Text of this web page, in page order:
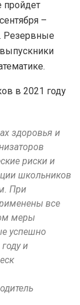
пройдет
–
Резервные
выпускники
здоровья и
риски и
школьников
При
все
меры
успешно
и